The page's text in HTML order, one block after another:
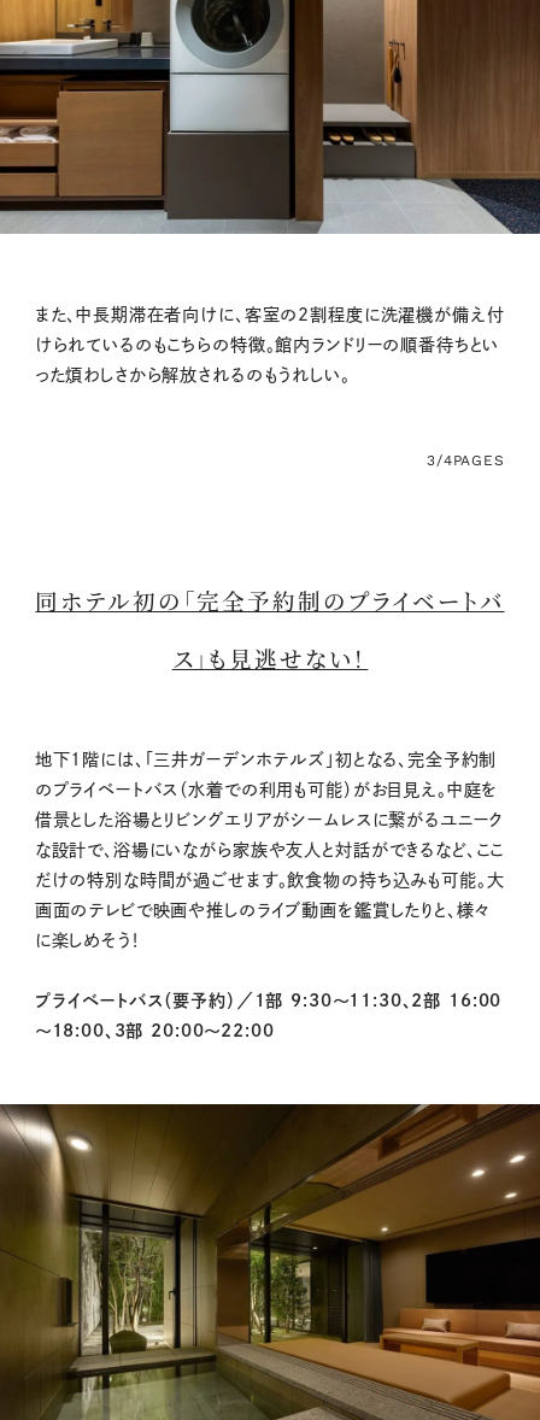
また、中長期滞在者向けに、客室の2割程度に洗濯機が備え付
けられているのもこちらの特徴。館内ランドリーの順番待ちとい
った煩わしさから解放されるのもうれしい。
3/4PAGES
同ホテル初の「完全予約制のプライベートバ
ス」も見逃せない！
地下1階には、「三井ガーデンホテルズ」初となる、完全予約制
のプライベートバス（水着での利用も可能）がお目見え。中庭を
借景とした浴場とリビングエリアがシームレスに繋がるユニーク
な設計で、浴場にいながら家族や友人と対話ができるなど、ここ
だけの特別な時間が過ごせます。飲食物の持ち込みも可能。大
画面のテレビで映画や推しのライブ動画を鑑賞したりと、様々
に楽しめそう！
プライベートバス（要予約）／1部 9:30～11:30、2部 16:00
～18:00、3部 20:00～22:00